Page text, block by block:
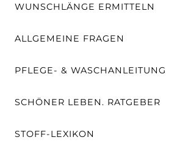
WUNSCHLÄNGE ERMITTELN
ALLGEMEINE FRAGEN
PFLEGE- & WASCHANLEITUNG
SCHÖNER LEBEN. RATGEBER
STOFF-LEXIKON